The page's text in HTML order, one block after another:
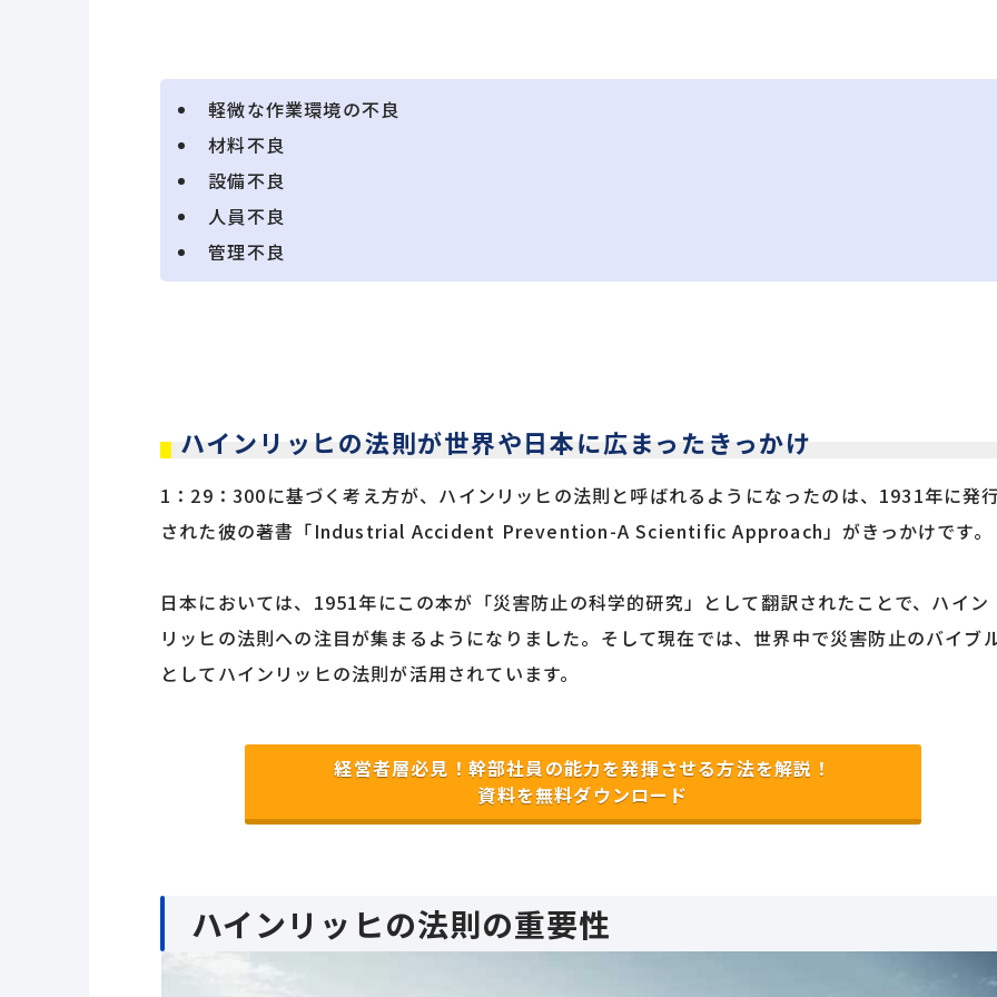
軽微な作業環境の不良
材料不良
設備不良
人員不良
管理不良
ハインリッヒの法則が世界や日本に広まったきっかけ
1：29：300に基づく考え方が、ハインリッヒの法則と呼ばれるようになったのは、1931年に発
された彼の著書「Industrial Accident Prevention-A Scientific Approach」がきっかけです。
日本においては、1951年にこの本が「災害防止の科学的研究」として翻訳されたことで、ハイン
リッヒの法則への注目が集まるようになりました。そして現在では、世界中で災害防止のバイブ
としてハインリッヒの法則が活用されています。
経営者層必見！幹部社員の能力を発揮させる方法を解説！
資料を無料ダウンロード
ハインリッヒの法則の重要性